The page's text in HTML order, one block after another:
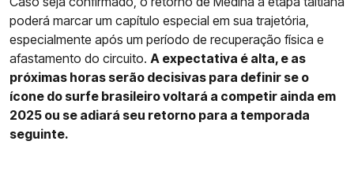
poderá marcar um capítulo especial em sua trajetória,
especialmente após um período de recuperação física e
afastamento do circuito. A expectativa é alta, e as
próximas horas serão decisivas para definir se o
ícone do surfe brasileiro voltará a competir ainda em
2025 ou se adiará seu retorno para a temporada
seguinte.